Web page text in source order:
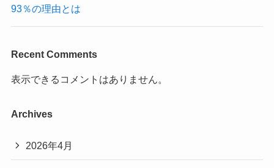
93％の理由とは
Recent Comments
表示できるコメントはありません。
Archives
2026年4月